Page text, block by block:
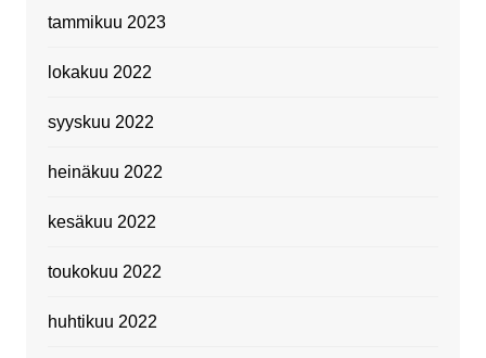
tammikuu 2023
lokakuu 2022
syyskuu 2022
heinäkuu 2022
kesäkuu 2022
toukokuu 2022
huhtikuu 2022